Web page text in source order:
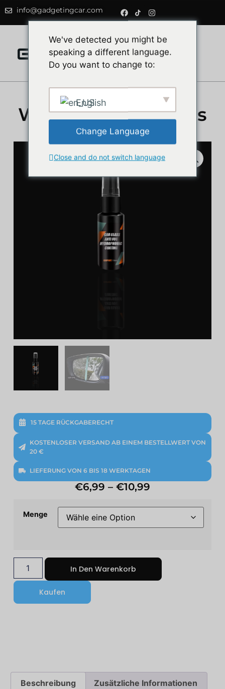
info@gadgetingcar.com
Wasserabweisendes
Spray
15 TAGE RÜCKGABERECHT
KOSTENLOSER VERSAND AB EINEM BESTELLWERT VON
20 €
LIEFERUNG VON 6 BIS 18 WERKTAGEN
€6,99 – €10,99
Menge
In Den Warenkorb
Kaufen
Beschreibung Zusätzliche Informationen
We've detected you might be
speaking a different language.
Do you want to change to:
English
Change Language
Close and do not switch language